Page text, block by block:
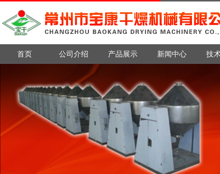
首页 公司介绍 产品展示 新闻中心 技